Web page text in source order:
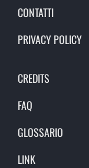
CONTATTI
PRIVACY POLICY
CREDITS
FAQ
GLOSSARIO
LINK